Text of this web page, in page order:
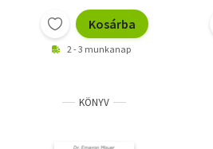
Kosárba
2 - 3 munkanap
KÖNYV